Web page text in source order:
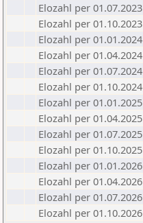
Elozahl per 01.07.2023
Elozahl per 01.10.2023
Elozahl per 01.01.2024
Elozahl per 01.04.2024
Elozahl per 01.07.2024
Elozahl per 01.10.2024
Elozahl per 01.01.2025
Elozahl per 01.04.2025
Elozahl per 01.07.2025
Elozahl per 01.10.2025
Elozahl per 01.01.2026
Elozahl per 01.04.2026
Elozahl per 01.07.2026
Elozahl per 01.10.2026